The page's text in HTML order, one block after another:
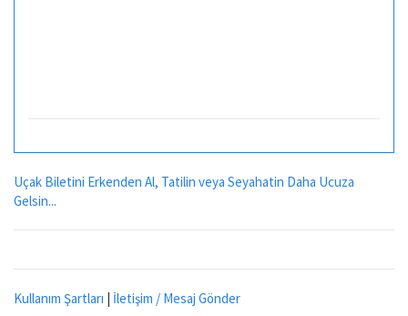
Uçak Biletini Erkenden Al, Tatilin veya Seyahatin Daha Ucuza
Gelsin...
Kullanım Şartları | İletişim / Mesaj Gönder